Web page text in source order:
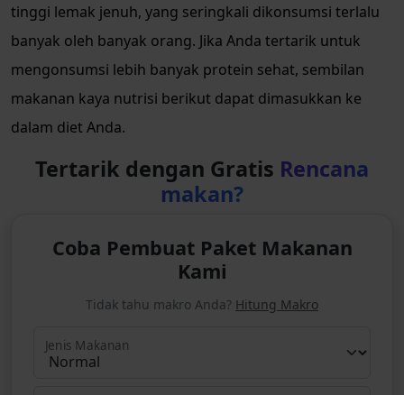
tinggi lemak jenuh, yang seringkali dikonsumsi terlalu
banyak oleh banyak orang. Jika Anda tertarik untuk
mengonsumsi lebih banyak protein sehat, sembilan
makanan kaya nutrisi berikut dapat dimasukkan ke
dalam diet Anda.
Tertarik dengan Gratis Rencana
makan?
Coba Pembuat Paket Makanan
Kami
Tidak tahu makro Anda? Hitung Makro
Jenis Makanan